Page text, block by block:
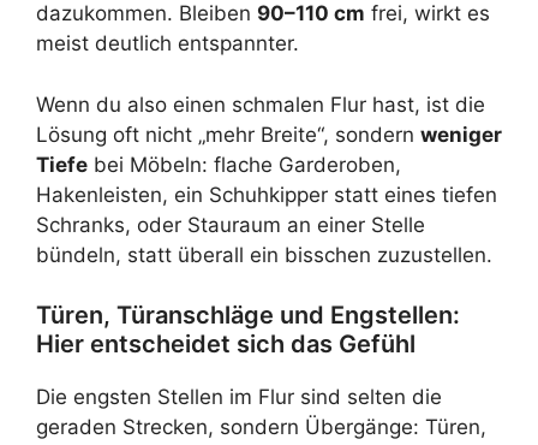
dazukommen. Bleiben 90–110 cm frei, wirkt es
meist deutlich entspannter.
Wenn du also einen schmalen Flur hast, ist die
Lösung oft nicht „mehr Breite“, sondern weniger
Tiefe bei Möbeln: flache Garderoben,
Hakenleisten, ein Schuhkipper statt eines tiefen
Schranks, oder Stauraum an einer Stelle
bündeln, statt überall ein bisschen zuzustellen.
Türen, Türanschläge und Engstellen:
Hier entscheidet sich das Gefühl
Die engsten Stellen im Flur sind selten die
geraden Strecken, sondern Übergänge: Türen,